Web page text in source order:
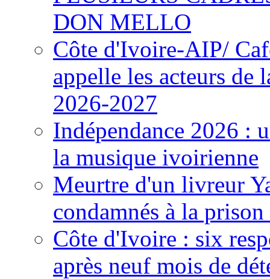
DON MELLO
Côte d'Ivoire-AIP/
appelle les acteurs de
2026-2027
Indépendance 2026 :
la musique ivoirienne
Meurtre d'un livreur
condamnés à la
Côte d'Ivoire : six
après neuf mois de